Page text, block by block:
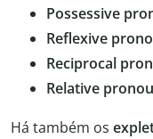
Possessive
Reflexive
Reciprocal
Relative
Há também os